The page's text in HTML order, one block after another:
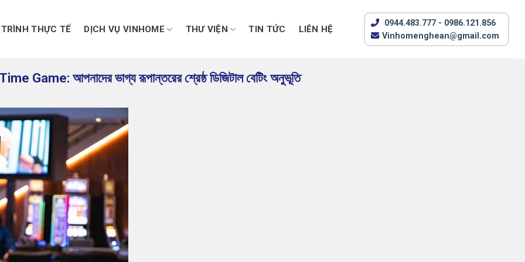
THỰC TẾ DỊCH VỤ VINHOME THƯ VIỆN TIN TỨC LIÊN HỆ
0944.483.777 - 0986.121.856
Vinhomenghean@gmail.com
Game: আপনাদের ভাগ্য রূপান্তরের শ্রেষ্ঠ ডিজিটাল বেটিং অনুভূতি